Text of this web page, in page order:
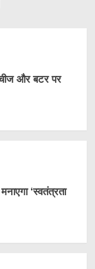
और बटर पर
‘स्वतंत्रता